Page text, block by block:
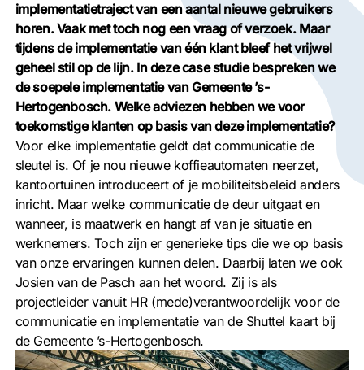
implementatietraject van een aantal nieuwe gebruikers
horen. Vaak met toch nog een vraag of verzoek. Maar
tijdens de implementatie van één klant bleef het vrijwel
geheel stil op de lijn. In deze case studie bespreken we
de soepele implementatie van Gemeente ’s-
Hertogenbosch. Welke adviezen hebben we voor
toekomstige klanten op basis van deze implementatie?
Voor elke implementatie geldt dat communicatie de
sleutel is. Of je nou nieuwe koffieautomaten neerzet,
kantoortuinen introduceert of je mobiliteitsbeleid anders
inricht. Maar welke communicatie de deur uitgaat en
wanneer, is maatwerk en hangt af van je situatie en
werknemers. Toch zijn er generieke tips die we op basis
van onze ervaringen kunnen delen. Daarbij laten we ook
Josien van de Pasch aan het woord. Zij is als
projectleider vanuit HR (mede)verantwoordelijk voor de
communicatie en implementatie van de Shuttel kaart bij
de Gemeente ’s-Hertogenbosch.